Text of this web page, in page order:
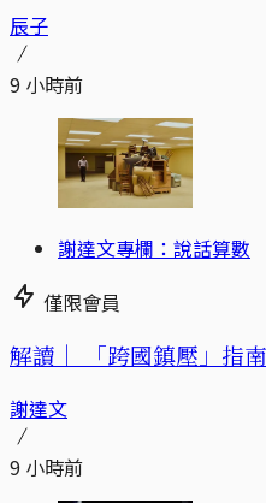
辰子
9 小時前
謝達文專欄：說話算數
僅限會員
解讀｜ 「跨國鎮壓」指
謝達文
9 小時前